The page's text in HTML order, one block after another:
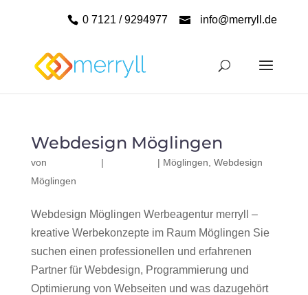
0 7121 / 9294977 info@merryll.de
Webdesign Möglingen
von | | Möglingen Webdesign
Möglingen
Webdesign Möglingen Werbeagentur merryll –
kreative Werbekonzepte im Raum Möglingen Sie
suchen einen professionellen und erfahrenen
Partner für Webdesign, Programmierung und
Optimierung von Webseiten und was dazugehört